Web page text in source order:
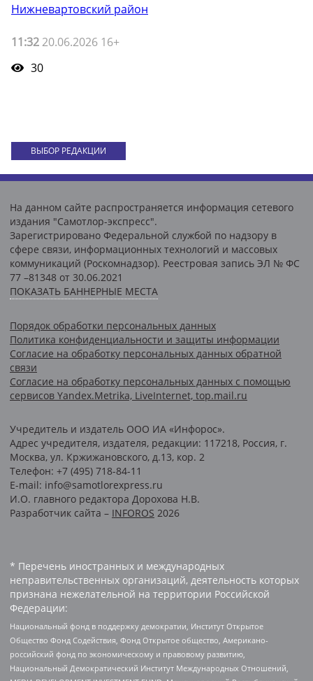
Нижневартовский район
11:32 20.06.2026 16+
30
ВЫБОР РЕДАКЦИИ
На данном сайте распространяется информация сетевого
издания "Самотлор-экспресс".
Зарегистрировано Федеральной службой по надзору в
сфере связи, информационных технологий и массовых
коммуникаций (Роскомнадзор). Реестровая запись ЭЛ № ФС
77 –81348 от 30.06.2021
ПОКАЗАТЬ БАННЕРНЫЕ МЕСТА
Порядок обработки персональных данных
Политика конфиденциальности и защиты информации
Согласие на обработку персональных данных обратной
связи
Согласие на обработку персональных данных с помощью
сервисов Yandex.Metrika, LiveInternet, top.mail.ru
Учредитель и издатель ООО ИА «Инфорос».
Адрес учредителя, издателя, редакции: 117218, Россия, г.
Москва, ул. Кржижановского, д.13, кор. 2
Телефон: +7 (495) 718-84-11
E-mail: info@samotlorexpress.ru
И.О. главного редактора Дорохова Н.В.
Разработчик сайта – INFOROS 2026
* Перечень иностранных и международных
неправительственных организаций, деятельность которых
признана нежелательной на территории Российской
Федерации:
Национальный фонд в поддержку демократии, Институт Открытое
Общество Фонд Содействия, Фонд Открытое общество, Американо-
российский фонд по экономическому и правовому развитию,
Национальный Демократический Институт Международных Отношений,